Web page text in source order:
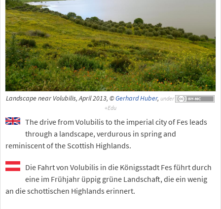
Landscape near Volubilis, April 2013, ©Gerhard Huber, under
The drive from Volubilis to the imperial city of Fes leads
through a landscape, verdurous in spring and
reminiscent of the Scottish Highlands.
Die Fahrt von Volubilis in die Königsstadt Fes führt durch
eine im Frühjahr üppig grüne Landschaft, die ein wenig
an die schottischen Highlands erinnert.